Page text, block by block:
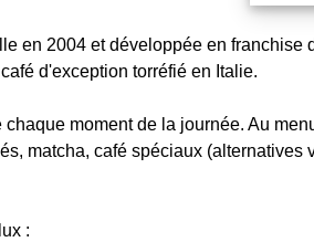
en 2004 et développée en franchise
d'exception torréfié en Italie.
moment de la journée. Au
matcha, café spéciaux
: